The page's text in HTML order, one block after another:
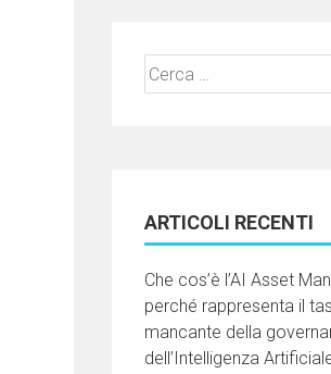
Ricerca
per:
ARTICOLI RECENTI
Che cos’è l’AI Asset
perché rappresenta il
mancante della
dell’Intelligenza